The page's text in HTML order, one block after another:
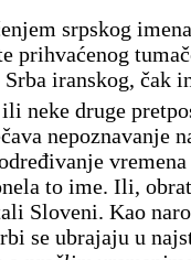
srpskog
prihvaćenog
iranskog, čak
neke druge
nepoznavanje
vremena
to ime. Ili,
Sloveni. Kao
se ubrajaju u